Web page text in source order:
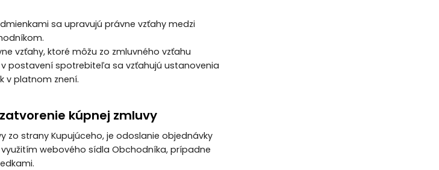
sa upravujú právne vzťahy medzi
vzťahy, ktoré môžu zo zmluvného vzťahu
postavení spotrebiteľa sa vzťahujú ustanovenia
v platnom znení.
kúpnej zmluvy
zo strany Kupujúceho, je odoslanie objednávky
webového sídla Obchodníka, prípadne